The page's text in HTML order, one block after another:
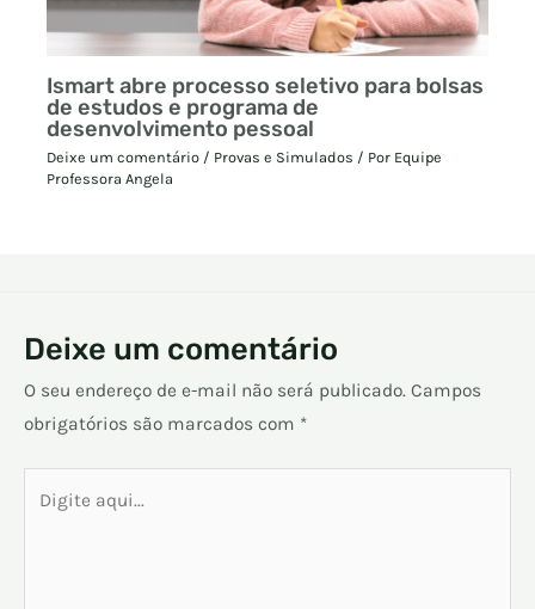
Ismart abre processo seletivo para bolsas
de estudos e programa de
desenvolvimento pessoal
Deixe um comentário / Provas e Simulados / Por Equipe
Professora Angela
Deixe um comentário
O seu endereço de e-mail não será publicado. Campos
obrigatórios são marcados com *
aqui...